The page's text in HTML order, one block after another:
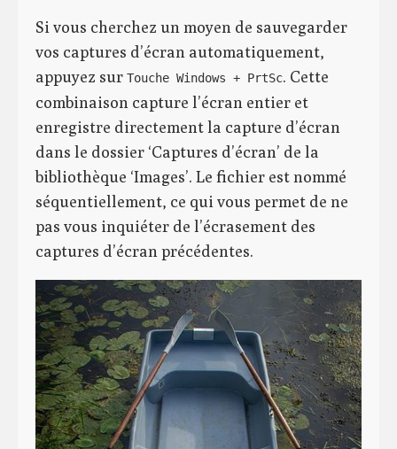
Si vous cherchez un moyen de sauvegarder
vos captures d’écran automatiquement,
appuyez sur Touche Windows + PrtSc. Cette
combinaison capture l’écran entier et
enregistre directement la capture d’écran
dans le dossier ‘Captures d’écran’ de la
bibliothèque ‘Images’. Le fichier est nommé
séquentiellement, ce qui vous permet de ne
pas vous inquiéter de l’écrasement des
captures d’écran précédentes.